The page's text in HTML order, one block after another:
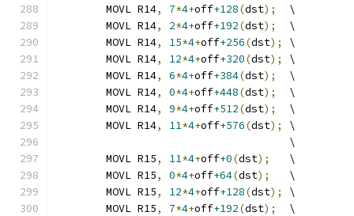
	MOVL R14
, 7*4+off+128(dst);
  \
	MOVL R14
, 2*4+off+192(dst);
  \
	MOVL R14
, 15*4+off+256(dst);
\
	MOVL R14
, 12*4+off+320(dst);
\
	MOVL R14
, 6*4+off+384(dst);
  \
	MOVL R14
, 0*4+off+448(dst);
  \
	MOVL R14
, 9*4+off+512(dst);
  \
	MOVL R14
, 11*4+off+576(dst);
\
	                             \
	MOVL R15
, 11*4+off+0(dst);
   \
	MOVL R15
, 0*4+off+64(dst);
   \
	MOVL R15
, 12*4+off+128(dst);
\
	MOVL R15
, 7*4+off+192(dst);
  \